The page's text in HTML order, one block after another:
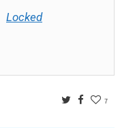
Locked
TwitterFacebook
7